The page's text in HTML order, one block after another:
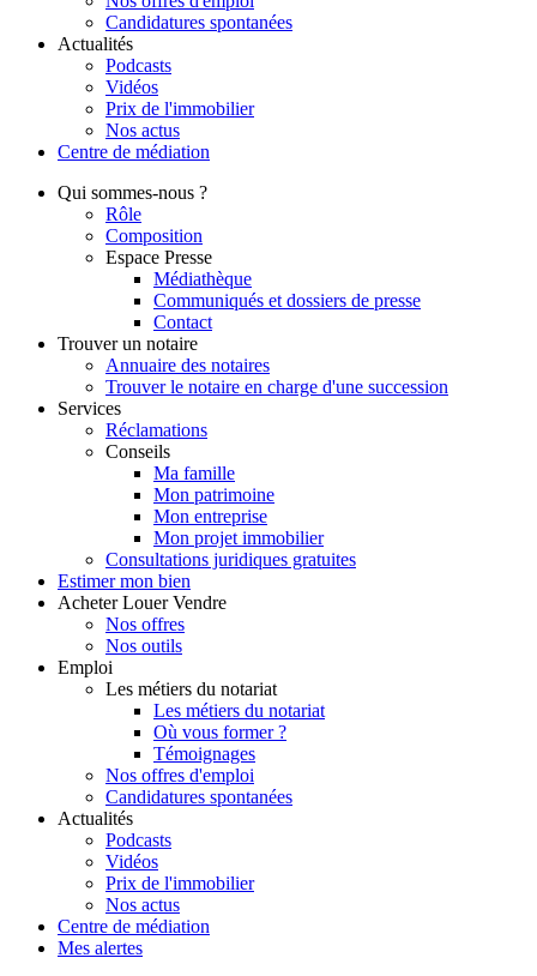
Candidatures spontanées
Actualités
Podcasts
Vidéos
Prix de l'immobilier
Nos actus
Centre de médiation
Qui sommes-nous ?
Rôle
Composition
Espace Presse
Médiathèque
Communiqués et dossiers de presse
Contact
Trouver un notaire
Annuaire des notaires
Trouver le notaire en charge d'une succession
Services
Réclamations
Conseils
Ma famille
Mon patrimoine
Mon entreprise
Mon projet immobilier
Consultations juridiques gratuites
Estimer mon bien
Acheter Louer Vendre
Nos offres
Nos outils
Emploi
Les métiers du notariat
Les métiers du notariat
Où vous former ?
Témoignages
Nos offres d'emploi
Candidatures spontanées
Actualités
Podcasts
Vidéos
Prix de l'immobilier
Nos actus
Centre de médiation
Mes alertes